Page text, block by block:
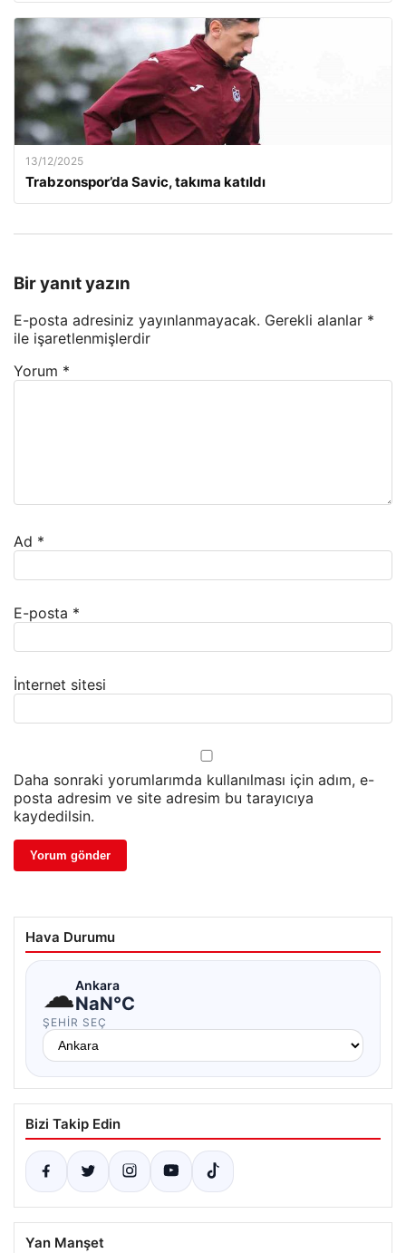
13/12/2025
Trabzonspor’da Savic, takıma katıldı
Bir yanıt yazın
E-posta adresiniz yayınlanmayacak. Gerekli alanlar *
ile işaretlenmişlerdir
Yorum *
Ad *
E-posta *
İnternet sitesi
Daha sonraki yorumlarımda kullanılması için adım, e-
posta adresim ve site adresim bu tarayıcıya
kaydedilsin.
Hava Durumu
☁Ankara
NaN°C
ŞEHIR SEÇ
Bizi Takip Edin
Yan Manşet